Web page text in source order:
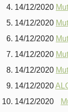
14/12/2020
14/12/2020
14/12/2020
14/12/2020
14/12/2020
14/12/2020
14/12/2020